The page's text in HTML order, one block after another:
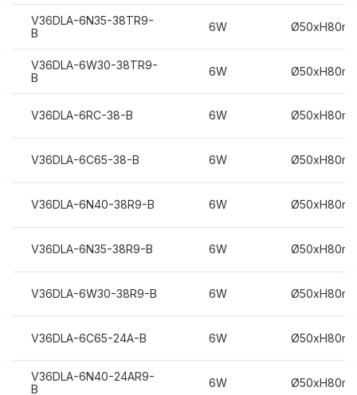
V36DLA-6N35-38TR9-
B
6W
V36DLA-6W30-38TR9-
B
6W
V36DLA-6RC-38-B 6W
V36DLA-6C65-38-B 6W
V36DLA-6N40-38R9-B 6W
V36DLA-6N35-38R9-B 6W
V36DLA-6W30-38R9-B 6W
V36DLA-6C65-24A-B 6W
V36DLA-6N40-24AR9-
B
6W